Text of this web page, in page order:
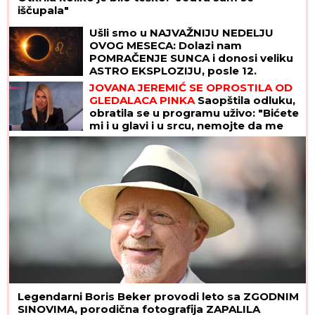
Tanja Bošković je na sceni 53 godine,
sad dobila prestižnu nagradu: "Njeno
ime je zaštitni znak"
Sa uplaćenih 150 dinara osvojio više od 19 miliona:
Izvučen Loto Džoker dobitnik!
"Jadnik..." Žoze Murinjo već pravi
totalni šou na klupi Reala